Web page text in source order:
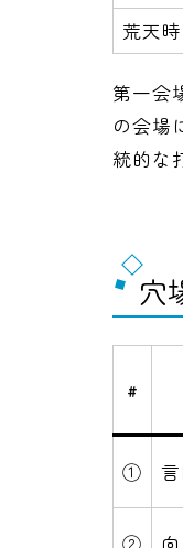
荒天時
第一会
の会場
統的な
穴
#
①